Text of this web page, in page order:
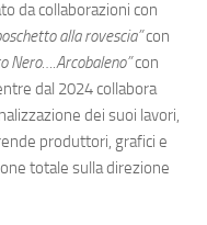
da collaborazioni con
alla rovescia”con
Nero….Arcobaleno”con
dal 2024 collabora
dei suoi lavori,
produttori, grafici e
totale sulla direzione